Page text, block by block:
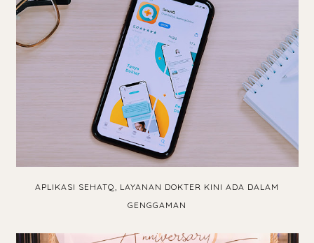
APLIKASI SEHATQ, LAYANAN DOKTER KINI ADA DALAM
GENGGAMAN